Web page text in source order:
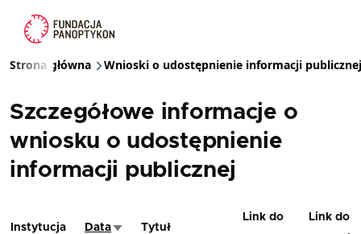
Ścieżka nawigacyjna
Strona główna Wnioski o udostępnienie informacji publicznej
Szczegółowe informacje o
wniosku o udostępnienie
informacji publicznej
Instytucja DataSortuj rosnąco
Tytuł
Link do
Link do